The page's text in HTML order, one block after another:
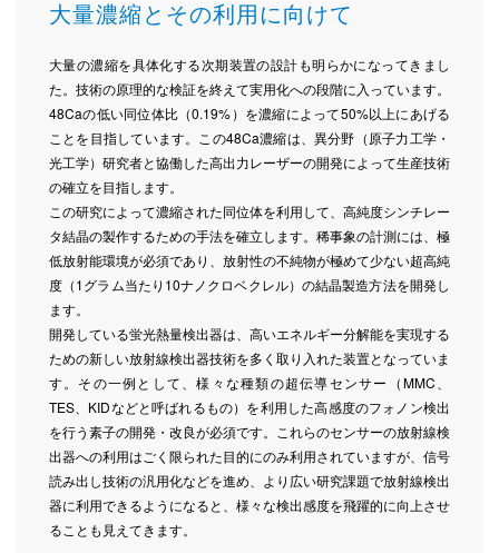
大量濃縮とその利用に向けて
大量の濃縮を具体化する次期装置の設計も明らかになってきまし
た。技術の原理的な検証を終えて実用化への段階に入っています。
48Caの低い同位体比（0.19%）を濃縮によって50%以上にあげる
ことを目指しています。この48Ca濃縮は、異分野（原子力工学・
光工学）研究者と協働した高出力レーザーの開発によって生産技術
の確立を目指します。
この研究によって濃縮された同位体を利用して、高純度シンチレー
タ結晶の製作するための手法を確立します。稀事象の計測には、極
低放射能環境が必須であり、放射性の不純物が極めて少ない超高純
度（1グラム当たり10ナノクロベクレル）の結晶製造方法を開発し
ます。
開発している蛍光熱量検出器は、高いエネルギー分解能を実現する
ための新しい放射線検出器技術を多く取り入れた装置となっていま
す。その一例として、様々な種類の超伝導センサー（MMC、
TES、KIDなどと呼ばれるもの）を利用した高感度のフォノン検出
を行う素子の開発・改良が必須です。これらのセンサーの放射線検
出器への利用はごく限られた目的にのみ利用されていますが、信号
読み出し技術の汎用化などを進め、より広い研究課題で放射線検出
器に利用できるようになると、様々な検出感度を飛躍的に向上させ
ることも見えてきます。